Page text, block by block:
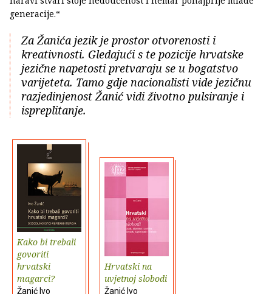
generacije.“
Za Žanića jezik je prostor otvorenosti i
kreativnosti. Gledajući s te pozicije hrvatske
jezične napetosti pretvaraju se u bogatstvo
varijeteta. Tamo gdje nacionalisti vide jezičnu
razjedinjenost Žanić vidi životno pulsiranje i
ispreplitanje.
Kako bi trebali
govoriti
hrvatski
magarci?
Žanić Ivo
Hrvatski na
uvjetnoj slobodi
Žanić Ivo